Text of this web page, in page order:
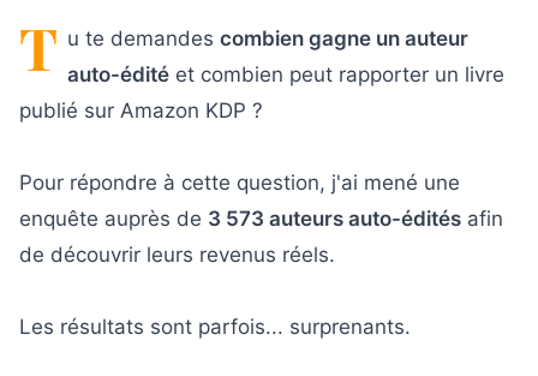
T u te demandes combien gagne un auteur
auto-édité et combien peut rapporter un livre
publié sur Amazon KDP ?
Pour répondre à cette question, j'ai mené une
enquête auprès de 3 573 auteurs auto-édités afin
de découvrir leurs revenus réels.
Les résultats sont parfois... surprenants.